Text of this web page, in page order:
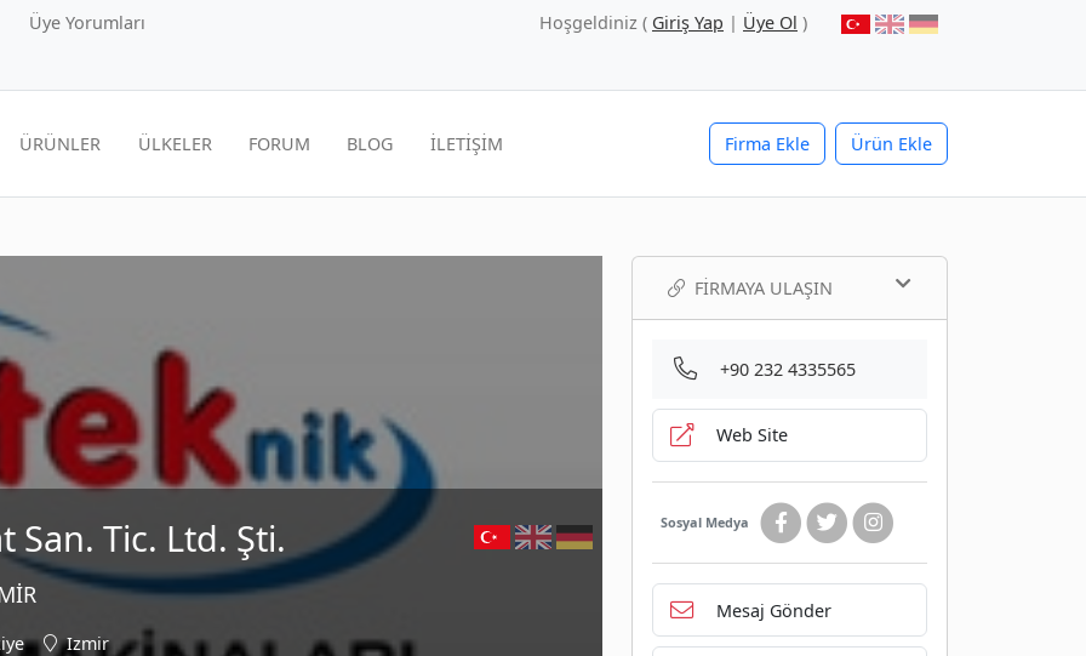
Üye Yorumları
Hoşgeldiniz ( Giriş Yap | Üye Ol )
Firma Ekle Ürün Ekle
ÜRÜNLER ÜLKELER FORUM BLOG İLETİŞİM
Tic. Ltd. Şti.
Izmir
FIRMAYA ULAŞIN
+90 232 4335565
Web Site
Sosyal Medya
Mesaj Gönder